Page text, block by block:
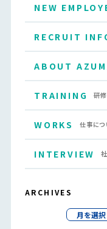
NEW
RECRUIT
ABOUT
TRAINING 研修
WORKS 仕事につ
INTERVIEW
ARCHIVES